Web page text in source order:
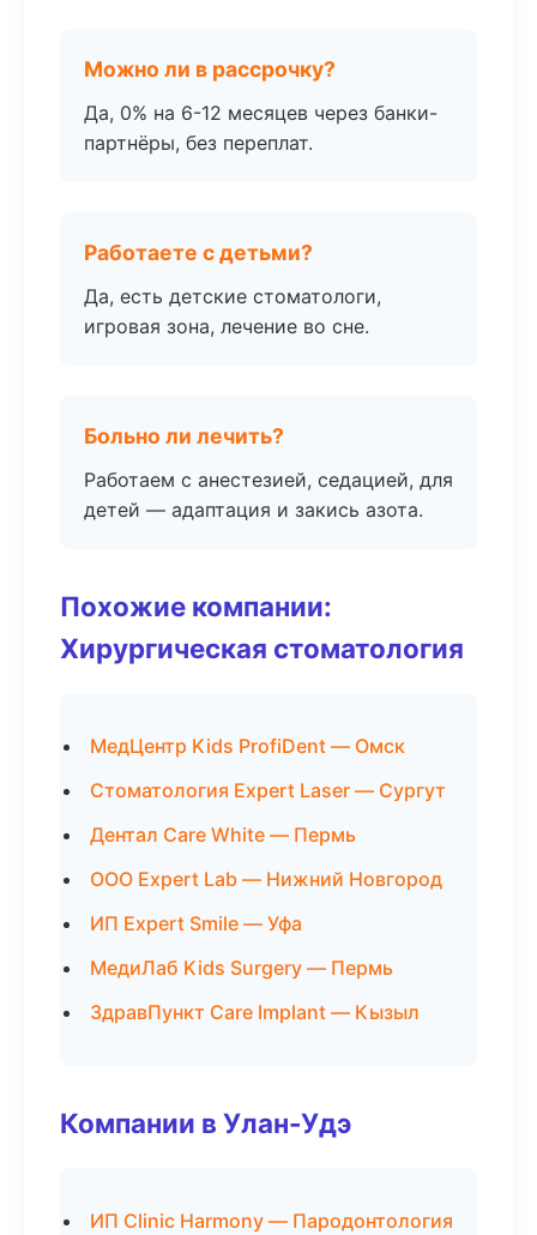
Можно ли в рассрочку?
Да, 0% на 6-12 месяцев через банки-
партнёры, без переплат.
Работаете с детьми?
Да, есть детские стоматологи,
игровая зона, лечение во сне.
Больно ли лечить?
Работаем с анестезией, седацией, для
детей — адаптация и закись азота.
Похожие компании:
Хирургическая стоматология
МедЦентр Kids ProfiDent — Омск
Стоматология Expert Laser — Сургут
Дентал Care White — Пермь
ООО Expert Lab — Нижний Новгород
ИП Expert Smile — Уфа
МедиЛаб Kids Surgery — Пермь
ЗдравПункт Care Implant — Кызыл
Компании в Улан-Удэ
ИП Clinic Harmony — Пародонтология